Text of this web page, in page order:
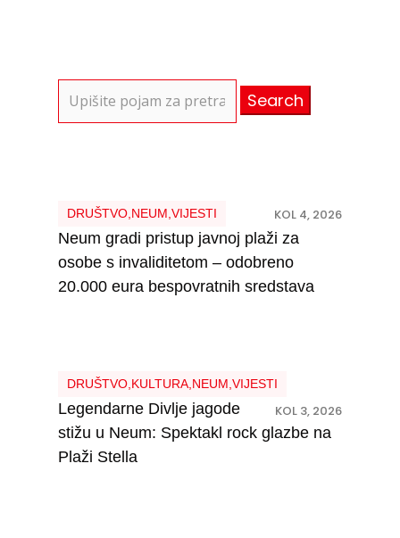
for:
DRUŠTVO, NEUM VIJESTI KOL 4, 2026
Neum gradi pristup javnoj plaži za
osobe s invaliditetom – odobreno
20.000 eura bespovratnih sredstava
DRUŠTVO, KULTURA, NEUM VIJESTI
KOL 3, 2026
Legendarne Divlje jagode
stižu u Neum: Spektakl rock glazbe na
Plaži Stella